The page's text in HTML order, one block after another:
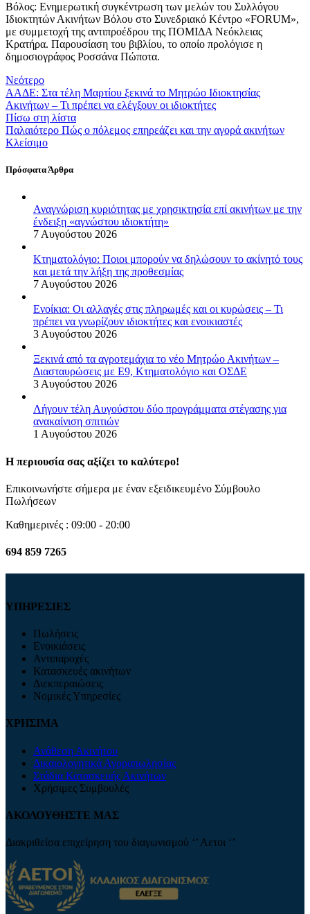
Βόλος: Ενημερωτική συγκέντρωση των μελών του Συλλόγου
Ιδιοκτητών Ακινήτων Βόλου στο Συνεδριακό Κέντρο «FORUM»,
με συμμετοχή της αντιπροέδρου της ΠΟΜΙΔΑ Νεόκλειας
Κρατήρα. Παρουσίαση του βιβλίου, το οποίο προλόγισε η
δημοσιογράφος Ροσσάνα Πώποτα.
Νεότερο
ΑΑΔΕ: Στα τέλη Μαρτίου ξεκινά το Μητρώο Ιδιοκτησίας
Ακινήτων – Τι πρέπει να ελέγξουν οι ιδιοκτήτες
Πίσω στη λίστα
Παλαιότερο Πώς ο πόλεμος επηρεάζει και την αγορά ακινήτων
Κλείσιμο
Πρόσφατα Άρθρα
Αναγνώριση κυριότητας με χρησικτησία επί ακινήτων με την
ένδειξη «αγνώστου ιδιοκτήτη»
7 Αυγούστου 2026
Κτηματολόγιο: Ποιοι μπορούν να δηλώσουν το ακίνητό τους
και μετά την λήξη της προθεσμίας
7 Αυγούστου 2026
Ενοίκια: Οι αλλαγές στις πληρωμές και οι κυρώσεις – Τι
πρέπει να γνωρίζουν ιδιοκτήτες και ενοικιαστές
3 Αυγούστου 2026
Ξεκινά από τα αγροτεμάχια το νέο Μητρώο Ακινήτων –
Διασταυρώσεις με Ε9, Κτηματολόγιο και ΟΣΔΕ
3 Αυγούστου 2026
Λήγουν τέλη Αυγούστου δύο προγράμματα στέγασης για
ανακαίνιση σπιτιών
1 Αυγούστου 2026
Η περιουσία σας αξίζει το καλύτερο!
Επικοινωνήστε σήμερα με έναν εξειδικευμένο Σύμβουλο
Πωλήσεων
Καθημερινές : 09:00 - 20:00
694 859 7265
ΥΠΗΡΕΣΙΕΣ
Πωλήσεις
Ενοικιάσεις
Αντιπαροχές
Κατασκευές ακινήτων
Διεκπεραιώσεις
Νομικές Υπηρεσίες
ΧΡΗΣΙΜΑ
Ανάθεση Ακινήτου
Δικαιολογητικά Αγοραπωλησίας
Στάδια Κατασκευής Ακινήτων
Χρήσιμες Συμβουλές
ΑΚΟΛΟΥΘΗΣΤΕ ΜΑΣ
Διακριθείσα επιχείρηση του διαγωνισμού ‘’ Αετοι ‘’